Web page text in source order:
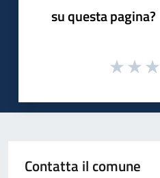
su questa pagina?
Contatta il comune